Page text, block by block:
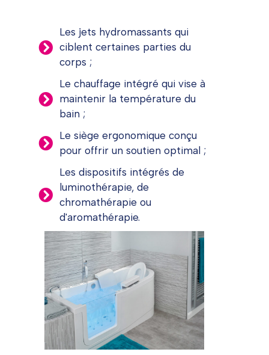
Les jets hydromassants qui
ciblent certaines parties du
corps ;
Le chauffage intégré qui vise à
maintenir la température du
bain ;
Le siège ergonomique conçu
pour offrir un soutien optimal ;
Les dispositifs intégrés de
luminothérapie, de
chromathérapie ou
d'aromathérapie.